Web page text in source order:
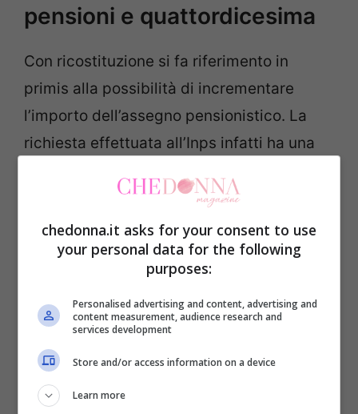
pensioni e quattordicesima
Con ricostituzione si fa riferimento in
primis alla possibilità di incrementare
l’importo dell’assegno pensionistico. La
richiesta effettuata all’Inps infatti ha una
contributi riferiti a periodi anteriori
rispetto alla decorrenzadella pensione
vengano considerati nel conteggio. Un
esempio è legato a quei contributi versati
dopo che il calcolo del trattamento
pensionistico è già stato effettuato:
lasciarli indietro significa perdere la
possibilità di generare un
chedonna.it asks for your consent to use
your personal data for the following
purposes:
Personalised advertising and content, advertising and
content measurement, audience research and
services development
Store and/or access information on a device
Learn more